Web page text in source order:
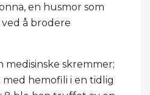
en husmor som
å brodere
medisinske skremmer;
hemofili i en tidlig